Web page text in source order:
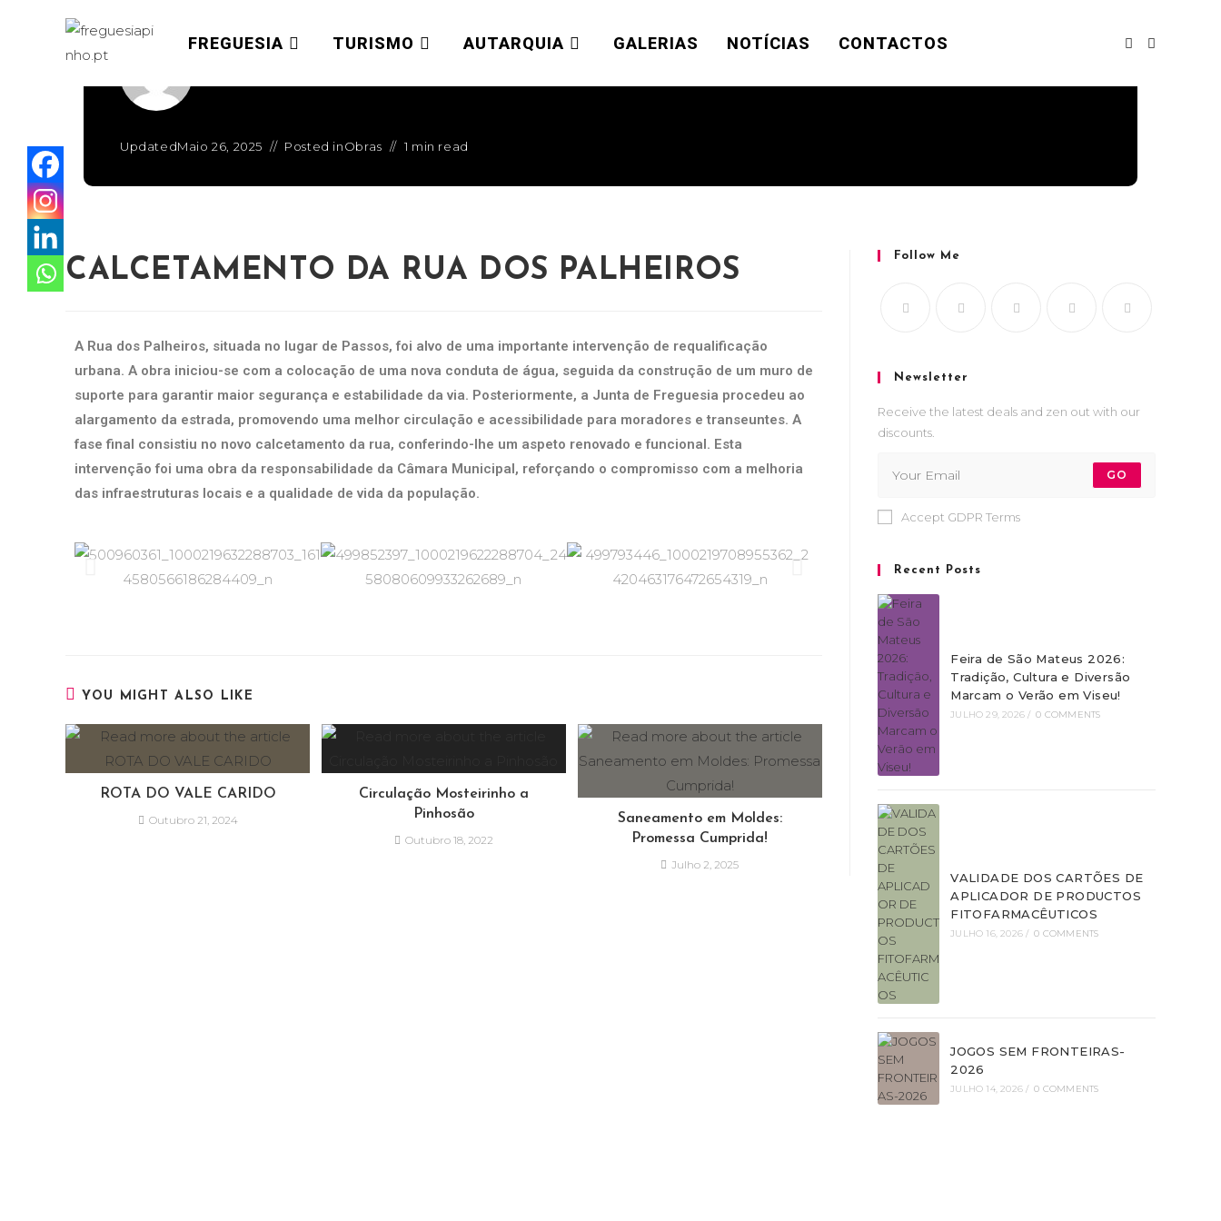
FREGUESIA TURISMO AUTARQUIA GALERIAS NOTÍCIAS CONTACTOS
UpdatedMaio 26, 2025 Posted inObras 1 min read
CALCETAMENTO DA RUA DOS PALHEIROS
A Rua dos Palheiros, situada no lugar de Passos, foi alvo de uma importante intervenção de requalificação
urbana. A obra iniciou-se com a colocação de uma nova conduta de água, seguida da construção de um muro de
suporte para garantir maior segurança e estabilidade da via. Posteriormente, a Junta de Freguesia procedeu ao
alargamento da estrada, promovendo uma melhor circulação e acessibilidade para moradores e transeuntes. A
fase final consistiu no novo calcetamento da rua, conferindo-lhe um aspeto renovado e funcional. Esta
intervenção foi uma obra da responsabilidade da Câmara Municipal, reforçando o compromisso com a melhoria
das infraestruturas locais e a qualidade de vida da população.
YOU MIGHT ALSO LIKE
ROTA DO VALE CARIDO
Outubro 21, 2024
Circulação Mosteirinho a
Pinhosão
Outubro 18, 2022
Saneamento em Moldes:
Promessa Cumprida!
Julho 2, 2025
Follow Me
Newsletter
Receive the latest deals and zen out with our
discounts.
GO
Accept GDPR Terms
Recent Posts
Feira de São Mateus 2026:
Tradição, Cultura e Diversão
Marcam o Verão em Viseu!
JULHO 29, 2026 / 0 COMMENTS
VALIDADE DOS CARTÕES DE
APLICADOR DE PRODUCTOS
FITOFARMACÊUTICOS
JULHO 16, 2026 / 0 COMMENTS
JOGOS SEM FRONTEIRAS-
2026
JULHO 14, 2026 / 0 COMMENTS